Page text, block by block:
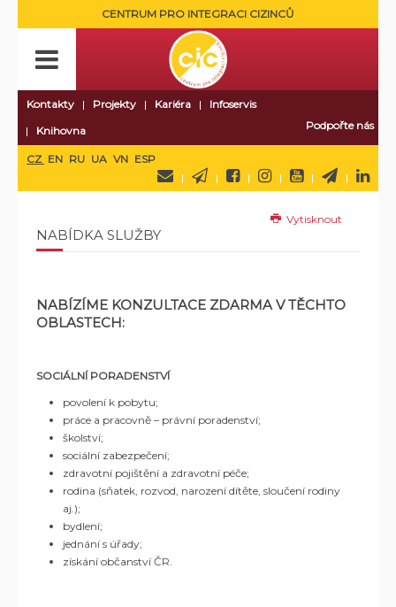
CENTRUM PRO INTEGRACI CIZINCŮ
Kontakty Projekty Kariéra
Infoservis
Knihovna
Podpořte nás
CZ EN RU UA VN ESP
Vytisknout
NABÍDKA SLUŽBY
NABÍZÍME KONZULTACE ZDARMA V TĚCHTO
OBLASTECH:
SOCIÁLNÍ PORADENSTVÍ
povolení k pobytu;
práce a pracovně – právní poradenství;
školství;
sociální zabezpečení;
zdravotní pojištění a zdravotní péče;
rodina (sňatek, rozvod, narození dítěte, sloučení rodiny
aj.);
bydlení;
jednání s úřady;
získání občanství ČR.